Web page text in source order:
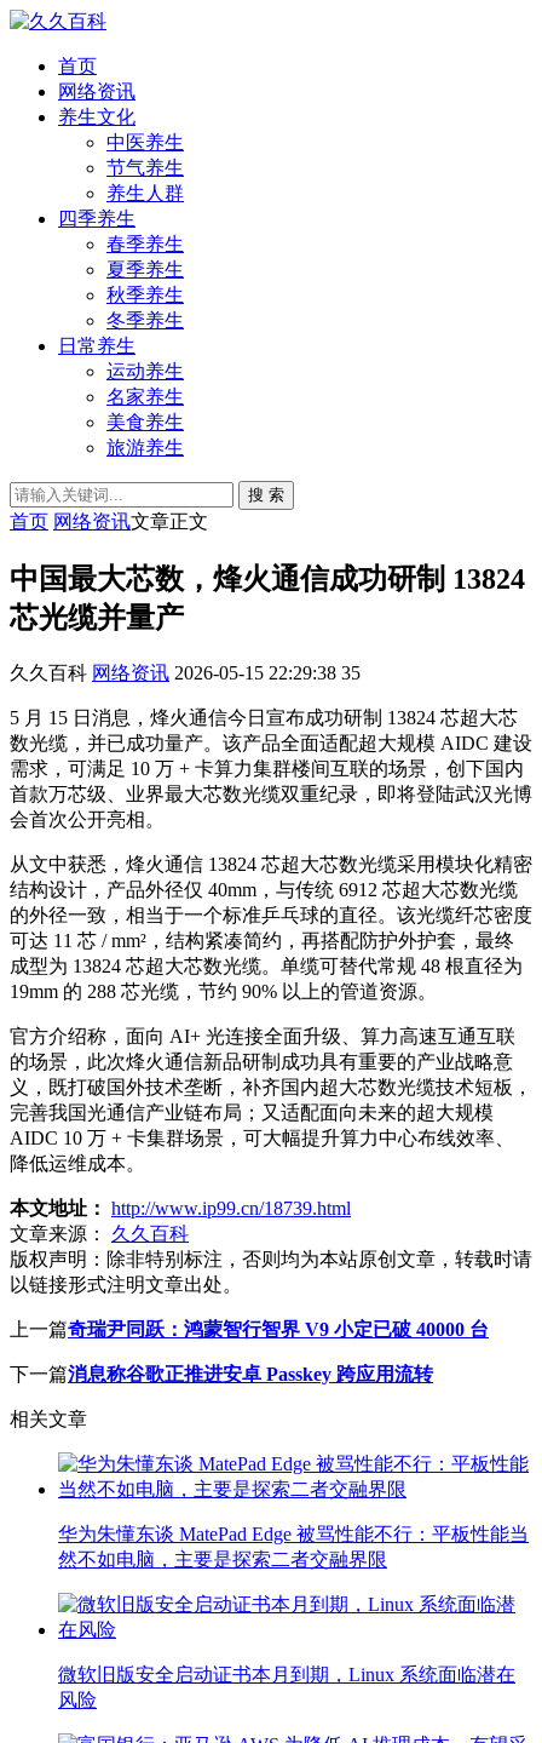
首页
网络资讯
养生文化
中医养生
节气养生
养生人群
四季养生
春季养生
夏季养生
秋季养生
冬季养生
日常养生
运动养生
名家养生
美食养生
旅游养生
搜 索
首页 网络资讯文章正文
中国最大芯数，烽火通信成功研制 13824
芯光缆并量产
久久百科 网络资讯 2026-05-15 22:29:38 35
5 月 15 日消息，烽火通信今日宣布成功研制 13824 芯超大芯
数光缆，并已成功量产。该产品全面适配超大规模 AIDC 建设
需求，可满足 10 万 + 卡算力集群楼间互联的场景，创下国内
首款万芯级、业界最大芯数光缆双重纪录，即将登陆武汉光博
会首次公开亮相。
从文中获悉，烽火通信 13824 芯超大芯数光缆采用模块化精密
结构设计，产品外径仅 40mm，与传统 6912 芯超大芯数光缆
的外径一致，相当于一个标准乒乓球的直径。该光缆纤芯密度
可达 11 芯 / mm²，结构紧凑简约，再搭配防护外护套，最终
成型为 13824 芯超大芯数光缆。单缆可替代常规 48 根直径为
19mm 的 288 芯光缆，节约 90% 以上的管道资源。
官方介绍称，面向 AI+ 光连接全面升级、算力高速互通互联
的场景，此次烽火通信新品研制成功具有重要的产业战略意
义，既打破国外技术垄断，补齐国内超大芯数光缆技术短板，
完善我国光通信产业链布局；又适配面向未来的超大规模
AIDC 10 万 + 卡集群场景，可大幅提升算力中心布线效率、
降低运维成本。
本文地址： http://www.ip99.cn/18739.html
文章来源：
久久百科
版权声明： 除非特别标注，否则均为本站原创文章，转载时请
以链接形式注明文章出处。
上一篇奇瑞尹同跃：鸿蒙智行智界 V9 小定已破 40000 台
下一篇消息称谷歌正推进安卓 Passkey 跨应用流转
相关文章
华为朱懂东谈 MatePad Edge 被骂性能不行：平板性能当
然不如电脑，主要是探索二者交融界限
微软旧版安全启动证书本月到期，Linux 系统面临潜在
风险